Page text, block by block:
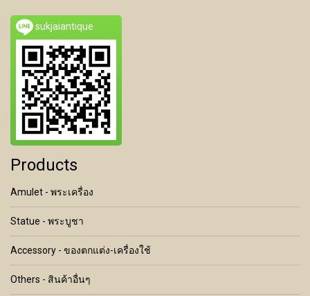
sukjaiantique
Products
Amulet - พระเครื่อง
Statue - พระบูชา
Accessory - ของตกแต่ง-เครื่องใช้
Others - สินค้าอื่นๆ